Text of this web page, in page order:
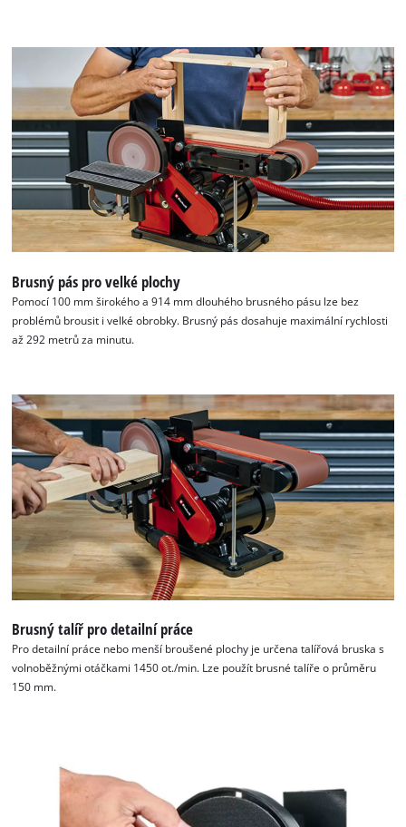
Brusný pás pro velké plochy
Pomocí 100 mm širokého a 914 mm dlouhého brusného pásu lze bez
problémů brousit i velké obrobky. Brusný pás dosahuje maximální rychlosti
až 292 metrů za minutu.
Brusný talíř pro detailní práce
Pro detailní práce nebo menší broušené plochy je určena talířová bruska s
volnoběžnými otáčkami 1450 ot./min. Lze použít brusné talíře o průměru
150 mm.